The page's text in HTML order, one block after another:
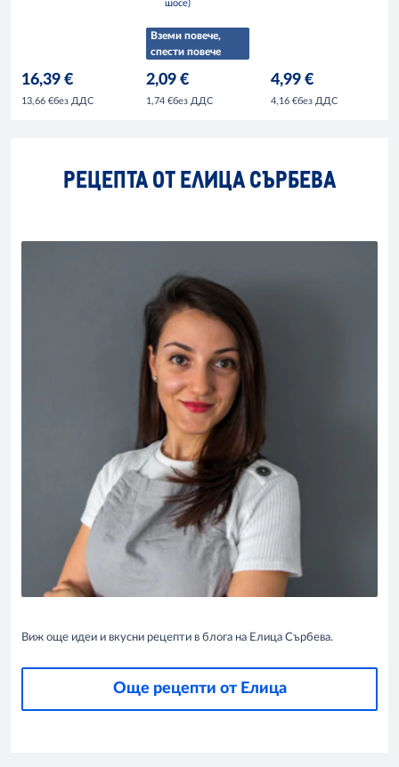
16,39 €
13,66 €без ДДС
шосе)
Вземи повече,
спести повече
2,09 €
1,74 €без ДДС
4,99 €
4,16 €без ДДС
РЕЦЕПТА ОТ ЕЛИЦА СЪРБЕВА
Виж още идеи и вкусни рецепти в блога на Елица Сърбева.
Още рецепти от Елица